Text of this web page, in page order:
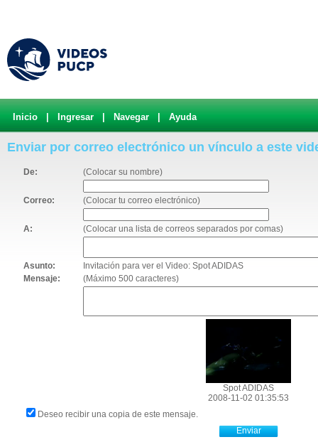
Inicio Ingresar Navegar Ayuda
Enviar por correo electrónico un vínculo a este
De: (Colocar su nombre)
Correo: (Colocar tu correo electrónico)
A: (Colocar una lista de correos separados por comas)
Asunto:
Invitación para ver el Video: Spot ADIDAS
Mensaje:
(Máximo 500 caracteres)
Spot ADIDAS
2008-11-02 01:35:53
Deseo recibir una copia de este mensaje.